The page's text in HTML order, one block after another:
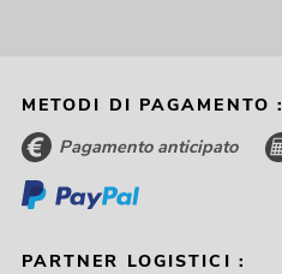
METODI DI PAGAMENTO :
Pagamento anticipato
PARTNER LOGISTICI :